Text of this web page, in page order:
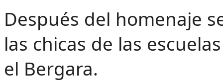
Después del homenaje
las chicas de las
el Bergara.